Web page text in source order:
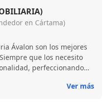
en Cártama)
Ávalon son los mejores
que los necesito
perfeccionando
no hacerlo rápido y mal.
Ver más